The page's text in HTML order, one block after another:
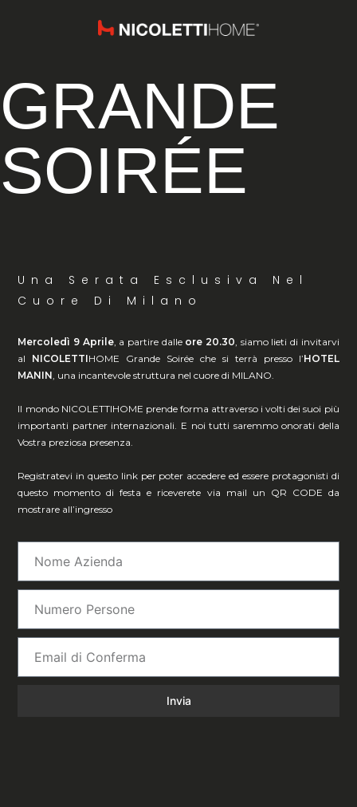
GRANDE
SOIRÉE
Una Serata Esclusiva Nel
Cuore Di Milano
Mercoledì 9 Aprile, a partire dalle ore 20.30 , siamo lieti di invitarvi
al NICOLETTIHOME Grande Soirée che si terrà presso l’HOTEL
MANIN , una incantevole struttura nel cuore di MILANO.
Il mondo NICOLETTIHOME prende forma attraverso i volti dei suoi più
importanti partner internazionali. E noi tutti saremmo onorati della
Vostra preziosa presenza.
Registratevi in questo link per poter accedere ed essere protagonisti di
questo momento di festa e riceverete via mail un QR CODE da
mostrare all’ingresso
Invia